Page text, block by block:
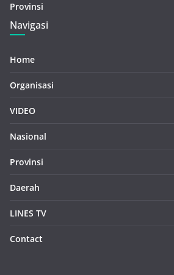
Provinsi
Navigasi
Home
Organisasi
VIDEO
Nasional
Provinsi
Daerah
LINES TV
Contact